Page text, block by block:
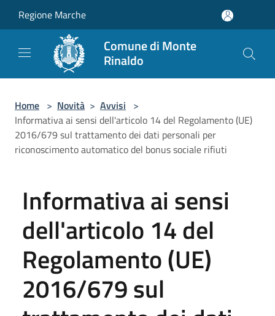
Regione Marche
Comune di Monte
Rinaldo
Home > Novità > Avvisi >
Informativa ai sensi dell'articolo 14 del Regolamento (UE)
2016/679 sul trattamento dei dati personali per
riconoscimento automatico del bonus sociale rifiuti
Informativa ai sensi
dell'articolo 14 del
Regolamento (UE)
2016/679 sul